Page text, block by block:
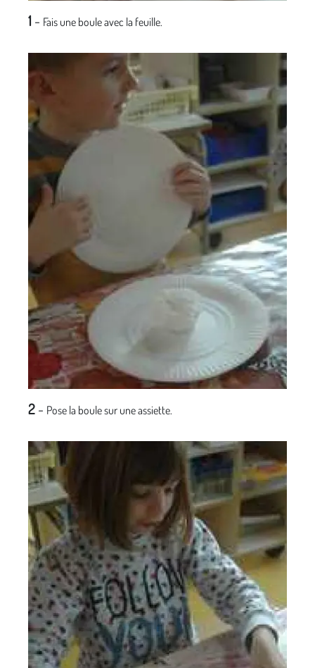
1- Fais une boule avec la feuille.
2- Pose la boule sur une assiette.